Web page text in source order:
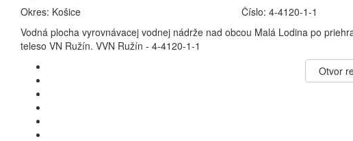
Okres: Košice
Číslo:4-4120-1-1
Vodná plocha vyrovnávacej vodnej nádrže nad obcou Malá Lodina po
teleso VN Ružín. VVN Ružín - 4-4120-1-1
Otvor